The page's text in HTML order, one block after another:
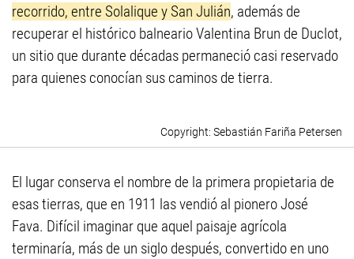
recorrido, entre Solalique y San Julián, además de
recuperar el histórico balneario Valentina Brun de Duclot,
un sitio que durante décadas permaneció casi reservado
para quienes conocían sus caminos de tierra.
Sebastián Fariña Petersen
El lugar conserva el nombre de la primera propietaria de
esas tierras, que en 1911 las vendió al pionero José
Fava. Difícil imaginar que aquel paisaje agrícola
terminaría, más de un siglo después, convertido en uno